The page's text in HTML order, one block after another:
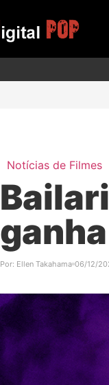
Notícias de Filmes
Por: Ellen Takahama 06/12/